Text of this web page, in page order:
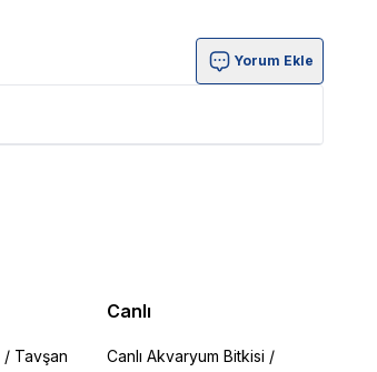
Yorum Ekle
/ Tavşan
Canlı
Canlı Akvaryum Bitkisi /